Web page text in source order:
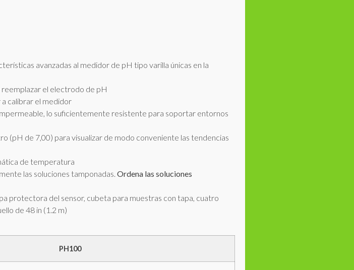
avanzadas al medidor de pH tipo varilla únicas en la
el electrodo de pH
calibrar el medidor
lo suficientemente resistente para soportar entornos
(pH de 7,00) para visualizar de modo conveniente las tendencias
de temperatura
las soluciones tamponadas. Ordena las soluciones
protectora del sensor, cubeta para muestras con tapa, cuatro
de 48 in (1.2 m)
PH100